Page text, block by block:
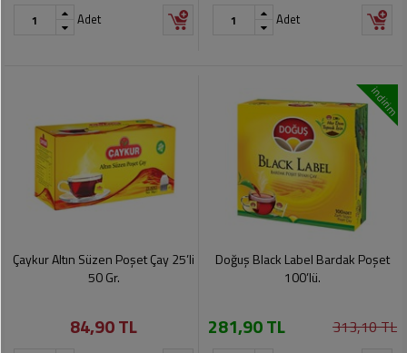
Adet Adet
Çaykur Altın Süzen Poşet Çay 25’li
50 Gr.
84,90 TL
indirim
Doğuş Black Label Bardak Poşet
100’lü.
281,90 TL 313,10 TL